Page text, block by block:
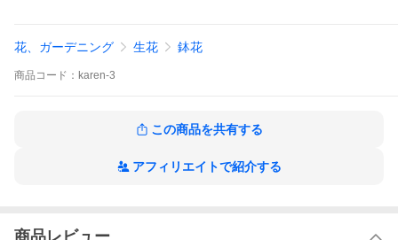
い夫婦の日
タイン ホワイトデー
上場祝い 当選祝い 新築祝い 結婚祝い 結婚記念日 内祝い 七五三
胡蝶蘭 蘭 洋蘭 花 鉢花 ラン コチョウラン 洋ラン
ミディ 中輪 3本立ち ピンク
花、ガーデニング 生花 鉢花
商品 コード： karen-3
この商品を共有する
アフィリエイトで紹介する